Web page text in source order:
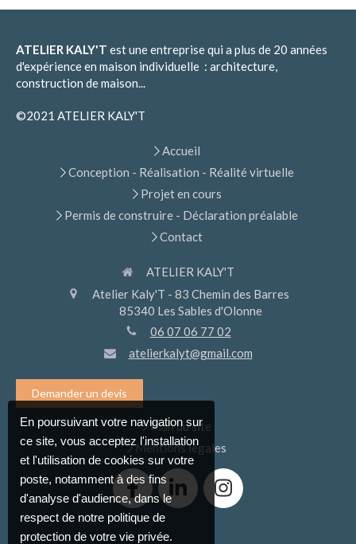
ATELIER KALY'T est une entreprise qui a plus de 20 années
d'expérience en maison individuelle : architecture,
construction de maison...
©2021 ATELIER KALY'T
Accueil
Conception - Réalisation - Réalité virtuelle
Projet en cours
Permis de construire - Déclaration préalable
Contact
ATELIER KALY'T
Atelier Kaly'T - 83 Chemin des Barres
85340 Les Sables d'Olonne
06 07 06 77 02
atelierkalyt@gmail.com
Demander un devis
Plan du site
Mentions légales
En poursuivant votre navigation sur
ce site, vous acceptez l'installation
et l'utilisation de cookies sur votre
poste, notamment à des fins
d'analyse d'audience, dans le
respect de notre politique de
protection de votre vie privée.